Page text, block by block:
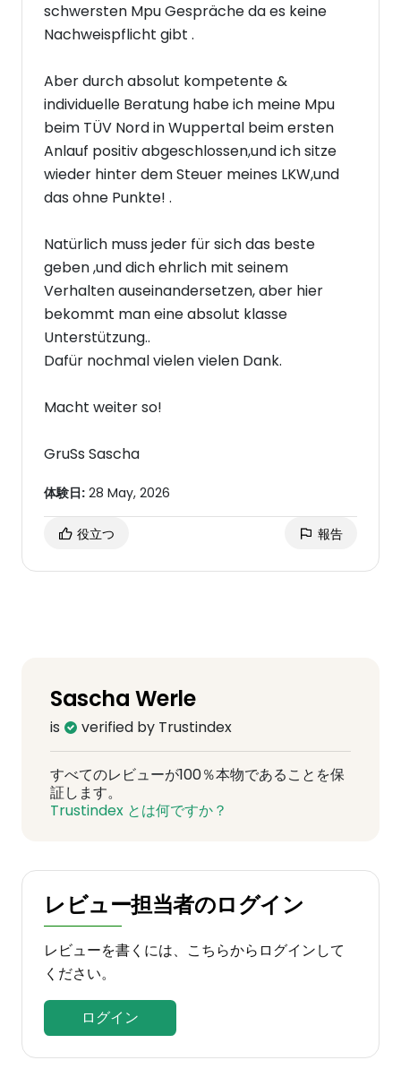
schwersten Mpu Gespräche da es keine
Nachweispflicht gibt .
Aber durch absolut kompetente &
individuelle Beratung habe ich meine Mpu
beim TÜV Nord in Wuppertal beim ersten
Anlauf positiv abgeschlossen,und ich sitze
wieder hinter dem Steuer meines LKW,und
das ohne Punkte! .
Natürlich muss jeder für sich das beste
geben ,und dich ehrlich mit seinem
Verhalten auseinandersetzen, aber hier
bekommt man eine absolut klasse
Unterstützung..
Dafür nochmal vielen vielen Dank.
Macht weiter so!
GruSs Sascha
体験日: 28 May, 2026
役立つ 報告
Sascha Werle
is verified by Trustindex
すべてのレビューが100％本物であることを保
証します。
Trustindex とは何ですか？
レビュー担当者のログイン
レビューを書くには、こちらからログインして
ください。
ログイン